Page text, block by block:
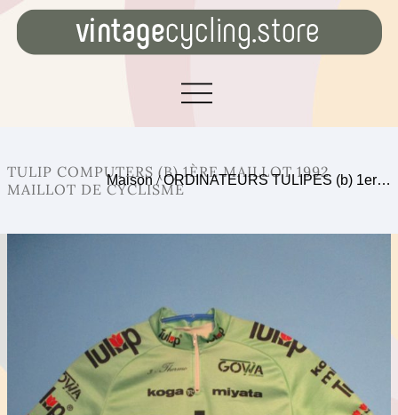
TULIP COMPUTERS (B) 1ÈRE MAILLOT 1992
MAILLOT DE CYCLISME
Maison /ORDINATEURS TULIPES (b) 1er…